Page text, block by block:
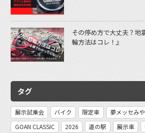
その停め方で大丈夫？地
輪方法はコレ！』
タグ
展示試乗会 バイク 限定車 夢メッセみ
GOAN CLASSIC
2026 道の駅 展示車